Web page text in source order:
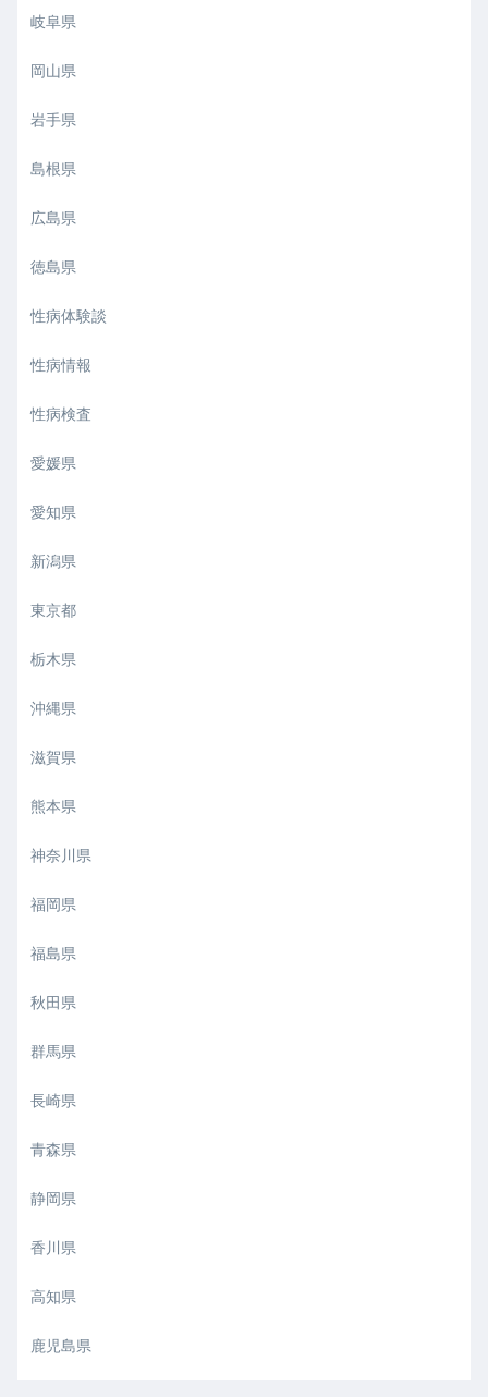
岐阜県
岡山県
岩手県
島根県
広島県
徳島県
性病体験談
性病情報
性病検査
愛媛県
愛知県
新潟県
東京都
栃木県
沖縄県
滋賀県
熊本県
神奈川県
福岡県
福島県
秋田県
群馬県
長崎県
青森県
静岡県
香川県
高知県
鹿児島県